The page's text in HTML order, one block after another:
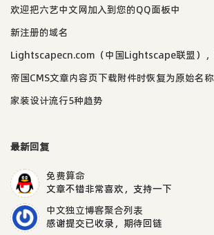
欢迎把六艺中文网加入到您的QQ面板中
新注册的域名
Lightscapecn.com（中国Lightscape联盟）
帝国CMS文章内容页下载附件时恢复为原始名称
家装设计流行5种趋势
最新回复
免费算命
文章不错非常喜欢，支持一下
中文独立博客聚合列表
感谢提交已收录，期待回链